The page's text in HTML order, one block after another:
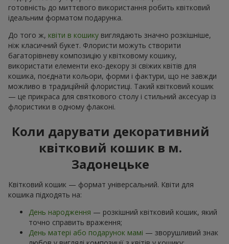
готовність до миттєвого використання робить квітковий
ідеальним форматом подарунка.
До того ж, квіти в кошику виглядають значно розкішніше,
ніж класичний букет. Флористи можуть створити
багаторівневу композицію у квітковому кошику,
використати елементи еко-декору зі свіжих квітів для
кошика, поєднати кольори, форми і фактури, що не завжди
можливо в традиційній флористиці. Такий квітковий кошик
— це прикраса для святкового столу і стильний аксесуар із
флористики в одному флаконі.
Коли дарувати декоративний
квітковий кошик в м.
Задонецьке
Квітковий кошик — формат універсальний. Квіти для
кошика підходять на:
День народження — розкішний квітковий кошик, який
точно справить враження;
День матері або подарунок мамі — зворушливий знак